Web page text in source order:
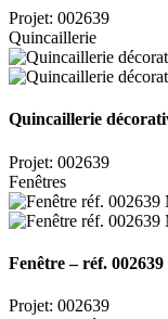
Projet: 002639
Quincaillerie
Quincaillerie
Projet: 002639
Fenêtres
Fenêtre – réf. 002639
Projet: 002639